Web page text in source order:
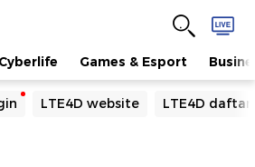
Cyberlife Games & Esport
LTE4D website LTE4D daftar
dicari